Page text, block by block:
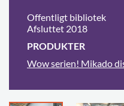
Offentligt bibliotek
Afsluttet 2018
PRODUKTER
Wow serien! Mikado